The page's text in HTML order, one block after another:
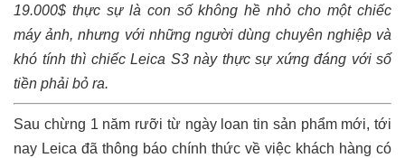
19.000$ thực sự là con số không hề nhỏ cho một chiếc
máy ảnh, nhưng với những người dùng chuyên nghiệp và
khó tính thì chiếc Leica S3 này thực sự xứng đáng với số
tiền phải bỏ ra.
Sau chừng 1 năm rưỡi từ ngày loan tin sản phẩm mới, tới
nay Leica đã thông báo chính thức về việc khách hàng có